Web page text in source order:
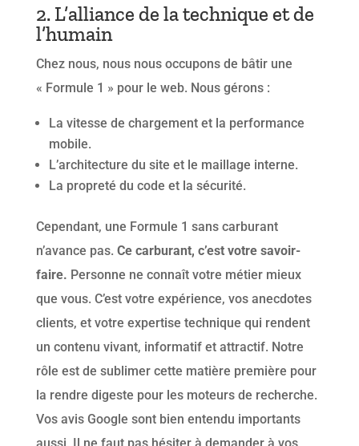
2. L’alliance de la technique et de
l’humain
Chez nous, nous nous occupons de bâtir une
« Formule 1 » pour le web. Nous gérons :
La vitesse de chargement et la performance
mobile.
L’architecture du site et le maillage interne.
La propreté du code et la sécurité.
Cependant, une Formule 1 sans carburant
n’avance pas. Ce carburant, c’est votre savoir-
faire. Personne ne connaît votre métier mieux
que vous. C’est votre expérience, vos anecdotes
clients, et votre expertise technique qui rendent
un contenu vivant, informatif et attractif. Notre
rôle est de sublimer cette matière première pour
la rendre digeste pour les moteurs de recherche.
Vos avis Google sont bien entendu importants
aussi. Il ne faut pas hésiter à demander à vos